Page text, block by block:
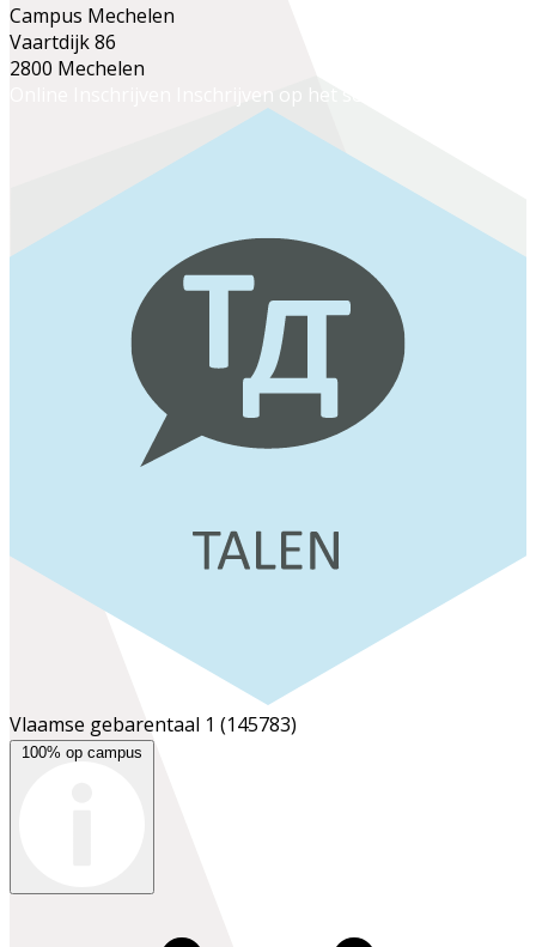
Campus Mechelen
Vaartdijk 86
2800 Mechelen
Vlaamse gebarentaal 1 (145783)
100% op campus